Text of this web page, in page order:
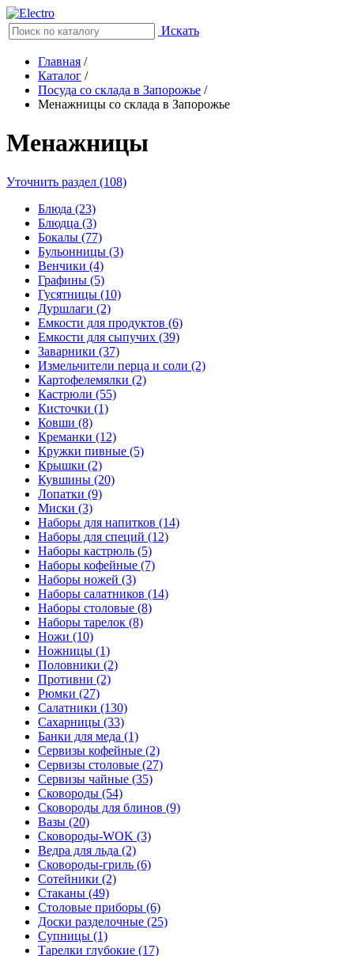
Искать
Главная /
Каталог /
Посуда со склада в Запорожье /
Менажницы со склада в Запорожье
Менажницы
Уточнить раздел (108)
Блюда (23)
Блюдца (3)
Бокалы (77)
Бульонницы (3)
Венчики (4)
Графины (5)
Гусятницы (10)
Дуршлаги (2)
Емкости для продуктов (6)
Емкости для сыпучих (39)
Заварники (37)
Измельчители перца и соли (2)
Картофелемялки (2)
Кастрюли (55)
Кисточки (1)
Ковши (8)
Креманки (12)
Кружки пивные (5)
Крышки (2)
Кувшины (20)
Лопатки (9)
Миски (3)
Наборы для напитков (14)
Наборы для специй (12)
Наборы кастрюль (5)
Наборы кофейные (7)
Наборы ножей (3)
Наборы салатников (14)
Наборы столовые (8)
Наборы тарелок (8)
Ножи (10)
Ножницы (1)
Половники (2)
Противни (2)
Рюмки (27)
Салатники (130)
Сахарницы (33)
Банки для меда (1)
Сервизы кофейные (2)
Сервизы столовые (27)
Сервизы чайные (35)
Сковороды (54)
Сковороды для блинов (9)
Вазы (20)
Сковороды-WOK (3)
Ведра для льда (2)
Сковороды-гриль (6)
Сотейники (2)
Стаканы (49)
Столовые приборы (6)
Доски разделочные (25)
Супницы (1)
Тарелки глубокие (17)